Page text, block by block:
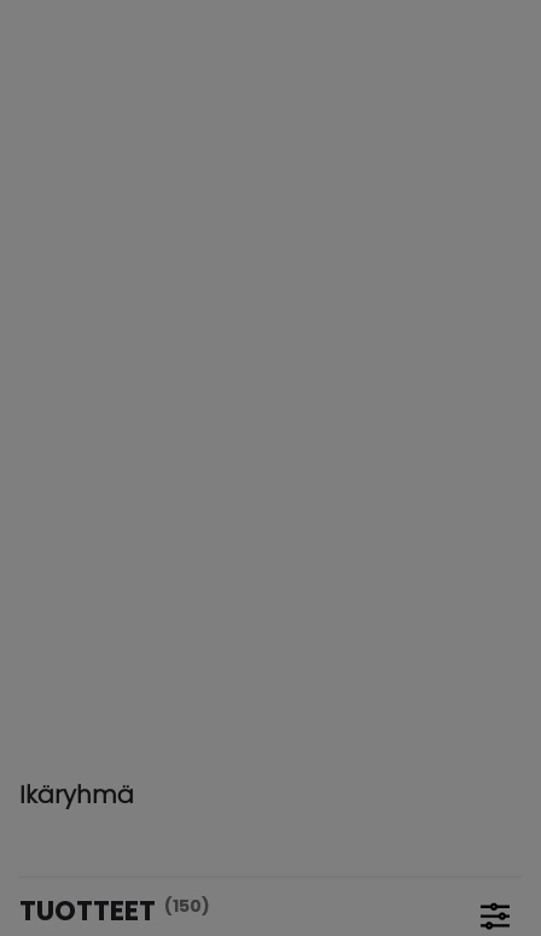
Ikäryhmä
TUOTTEET (150)